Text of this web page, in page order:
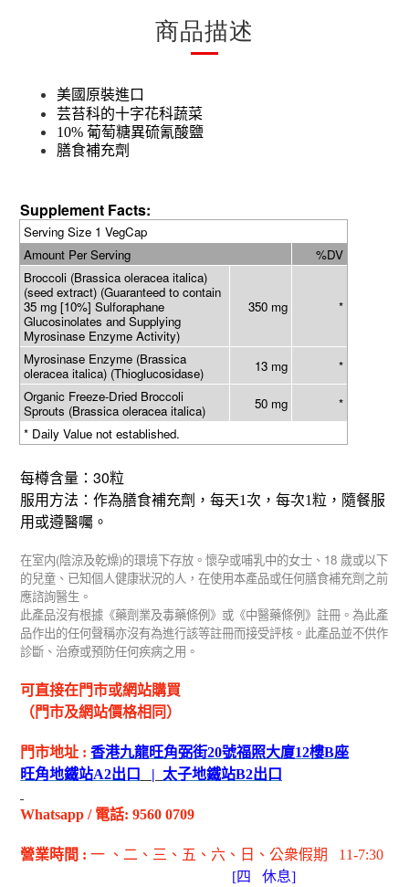
商品描述
美國原裝進口
芸苔科的十字花科蔬菜
10% 葡萄糖異硫氰酸鹽
膳食補充劑
Supplement Facts:
Serving Size 1 VegCap
Amount Per Serving
%DV
Broccoli (Brassica oleracea italica)
(seed extract) (Guaranteed to contain
35 mg [10%] Sulforaphane
Glucosinolates and Supplying
Myrosinase Enzyme Activity)
350 mg *
Myrosinase Enzyme (Brassica
oleracea italica) (Thioglucosidase)
13 mg
*
Organic Freeze-Dried Broccoli
Sprouts (Brassica oleracea italica)
50 mg
*
* Daily Value not established.
每樽含量： 30粒
服用方法：作為膳食補充劑，每天1次，每次1粒， 隨餐服
用或遵醫囑。
在室内(陰涼及乾燥)的環境下存放。懷孕或哺乳中的女士、 18 歲或以下
的兒童、已知個人健康狀況的人，在使用本產品或任何膳食補充劑之前
應諮詢醫生。
此產品沒有根據《藥劑業及毒藥條例》或《中醫藥條例》註冊。為此產
品作出的任何聲稱亦沒有為進行該等註冊而接受評核。此產品並不供作
診斷、治療或預防任何疾病之用。
可直接在門市或網站購買
（門市及網站價格相同）
門市地址 : 香港九龍旺角弼街20號福照大廈12樓B座
旺角地鐵站A2出 口 | 太子地鐵站B2出 口
Whatsapp / 電話: 9560 0709
營業時間 : 一 、二、三、五 、六 、日 、公衆假期
11-7:30
[四 休息]